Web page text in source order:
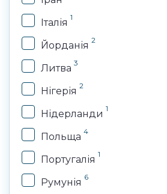
Італія 1
Йорданія 2
Литва 3
Нігерія 2
Нідерланди 1
Польща 4
Португалія 1
Румунія 6